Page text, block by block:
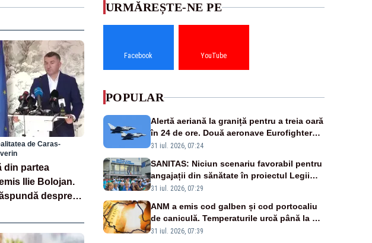
de Caras-
din partea
Ilie Bolojan.
despre
URMĂREȘTE-NE PE
Facebook YouTube
POPULAR
Alertă aeriană la graniță pentru a treia oară
în 24 de ore. Două aeronave Eurofighter
britanice au fost ridicate de la sol
31 iul. 2026, 07:24
SANITAS: Niciun scenariu favorabil pentru
angajații din sănătate în proiectul Legii
salarizării
31 iul. 2026, 07:29
ANM a emis cod galben și cod portocaliu
de caniculă. Temperaturile urcă până la 38
de grade, iar nopțile devin tropicale
31 iul. 2026, 07:39